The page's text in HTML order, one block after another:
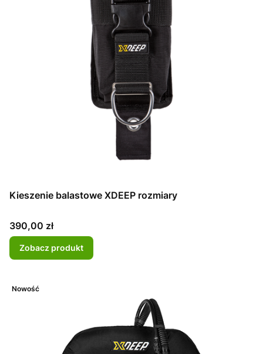
Kieszenie balastowe XDEEP rozmiary
Cena
390,00 zł
Zobacz produkt
Nowość